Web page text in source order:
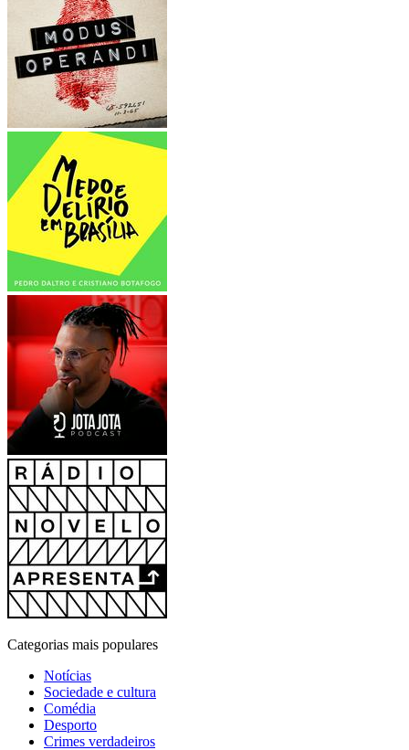
Categorias mais populares
Notícias
Sociedade e cultura
Comédia
Desporto
Crimes verdadeiros